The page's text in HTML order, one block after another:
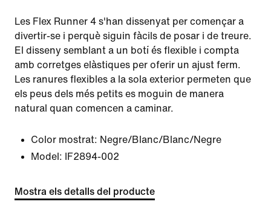
Les Flex Runner 4 s'han dissenyat per començar a
divertir-se i perquè siguin fàcils de posar i de treure.
El disseny semblant a un botí és flexible i compta
amb corretges elàstiques per oferir un ajust ferm.
Les ranures flexibles a la sola exterior permeten que
els peus dels més petits es moguin de manera
natural quan comencen a caminar.
Color mostrat: Negre/Blanc/Blanc/Negre
Model:
IF2894-002
Mostra els detalls del producte